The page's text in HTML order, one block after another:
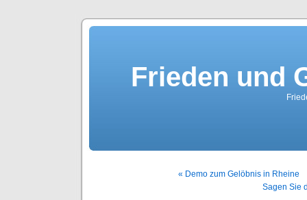
Frieden und
« Demo zum Gelöbnis in Rheine
Sagen Sie